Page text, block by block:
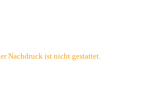
Nachdruck ist nicht gestattet.